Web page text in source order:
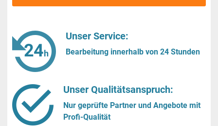
Unser Service:
Bearbeitung innerhalb von 24 Stunden
Unser Qualitätsanspruch:
Nur geprüfte Partner und Angebote mit
Profi-Qualität